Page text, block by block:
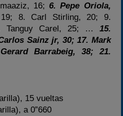
16;6. Pepe Oriola,
8. Carl Stirling, 20; 9.
Tanguy Carel, 25; … 15.
Sainz jr, 30; 17. Mark
Barrabeig, 38; 21.
15 vueltas
a 0”660